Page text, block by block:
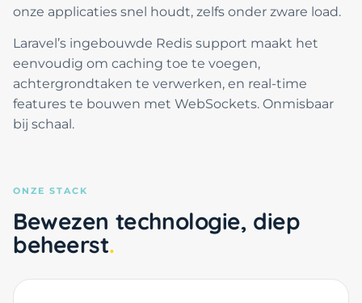
onze applicaties snel houdt, zelfs onder zware load.
Laravel’s ingebouwde Redis support maakt het
eenvoudig om caching toe te voegen,
achtergrondtaken te verwerken, en real-time
features te bouwen met WebSockets. Onmisbaar
bij schaal.
ONZE STACK
Bewezen technologie, diep
beheerst